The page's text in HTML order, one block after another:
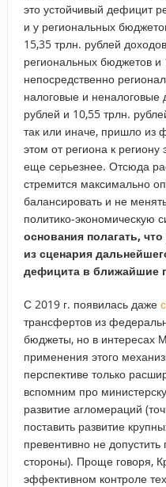
это устойчивый дефицит
и у региональных
15,35 трлн. рублей
региональных бюджетов и
непосредственно
налоговые и неналоговые
рублей и 10,55 трлн.
так или иначе, пришло из
этом от региона к
еще серьезнее. Отсюда
стремится максимально
балансировать и не
политико-экономическую
основания полагать,
из сценария
дефицита в ближайшие
С 2019 г. появилась даже
трансфертов из
бюджеты, но в интересах
применения этого
перспективе только
вспомним про
развитие агломераций
поставить развитие
превентивно не допустить
стороны). Проще говоря,
эффективном контроле